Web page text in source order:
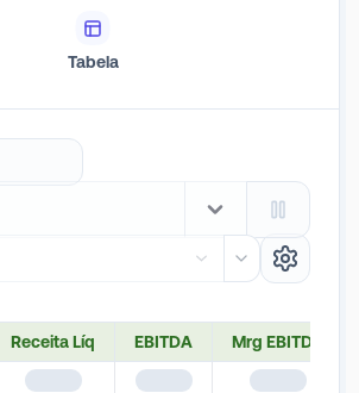
locais. A empresa opera em
de Titânio e Mineração
Tabela
Receita Líq EBITDA Mrg EBITDA
$1,345 $1,345
$1,345